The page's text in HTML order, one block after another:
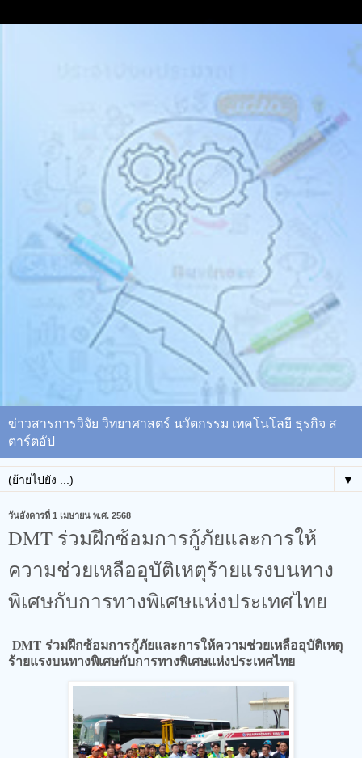
ข่าวสารการวิจัย วิทยาศาสตร์ นวัตกรรม เทคโนโลยี ธุรกิจ ส
ตาร์ตอัป
▼
วันอังคารที่ 1 เมษายน พ.ศ. 2568
DMT ร่วมฝึกซ้อมการกู้ภัยและการให้
ความช่วยเหลืออุบัติเหตุร้ายแรงบนทาง
พิเศษกับการทางพิเศษแห่งประเทศไทย
DMT ร่วมฝึกซ้อมการกู้ภัยและการให้ความช่วยเหลืออุบัติเหตุ
ร้ายแรงบนทางพิเศษกับการทางพิเศษแห่งประเทศไทย